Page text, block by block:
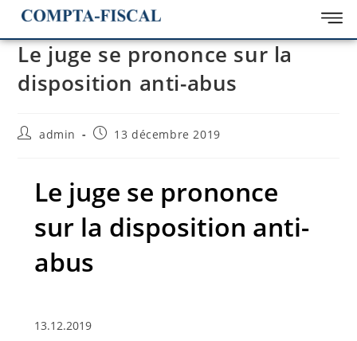
Le juge se prononce sur la
disposition anti-abus
admin 13 décembre 2019
Le juge se prononce
sur la disposition anti-
abus
13.12.2019